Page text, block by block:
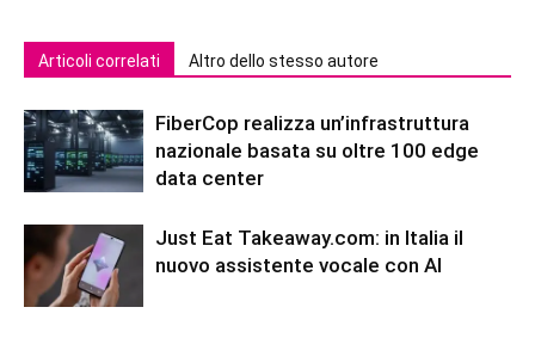
Articoli correlati Altro dello stesso autore
FiberCop realizza un’infrastruttura
nazionale basata su oltre 100 edge
data center
Just Eat Takeaway.com: in Italia il
nuovo assistente vocale con AI